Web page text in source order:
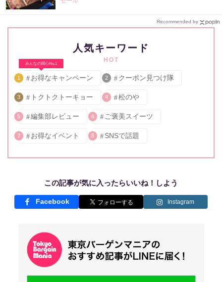
Recommended by
人気キーワード
HOT
みんなの関心No.1
1 お得なキャンペーン 2 クーポン見つけ隊
3 トクトクトーキョー 4 松のや
5 編集部レビュー 6 ご褒美スイーツ
7 お得なイベント 8 SNSで話題
この記事が気に入ったらいいね！しよう
Facebook Instagram